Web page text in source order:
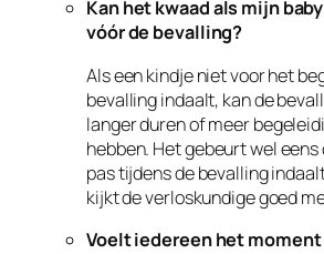
Kan het kwaad als mijn
vóór de bevalling?
Als een kindje niet voor het
bevalling indaalt, kan de
langer duren of meer
hebben. Het gebeurt wel
pas tijdens de bevalling
kijkt de verloskundige goed
Voelt iedereen het